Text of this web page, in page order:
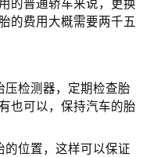
的普通轿车来说，更换
的费用大概需要两千五
压检测器，定期检查胎
也可以，保持汽车的胎
的位置，这样可以保证